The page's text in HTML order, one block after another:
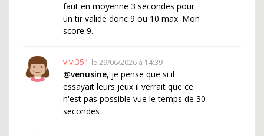
faut en moyenne 3 secondes pour
un tir valide donc 9 ou 10 max. Mon
score 9.
vivi351 le 29/06/2026 à 14:39
@venusine, je pense que si il
essayait leurs jeux il verrait que ce
n'est pas possible vue le temps de 30
secondes